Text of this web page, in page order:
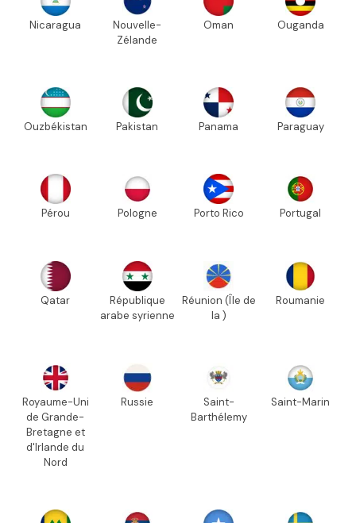
Nicaragua
Nouvelle-
Zélande
Oman Ouganda
Ouzbékistan Pakistan Panama Paraguay
Pérou Pologne Porto Rico Portugal
Qatar
République
arabe syrienne
Réunion (Île de
la )
Roumanie
Royaume-Uni
de Grande-
Bretagne et
d'Irlande du
Nord
Russie
Saint-
Barthélemy
Saint-Marin